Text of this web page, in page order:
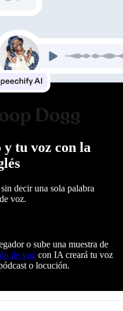
tu voz con la
decir una sola palabra
voz.
o sube una muestra de
de voz con IA creará tu voz
o locución.